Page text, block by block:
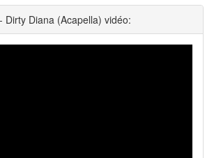
- Dirty Diana (Acapella) vidéo: